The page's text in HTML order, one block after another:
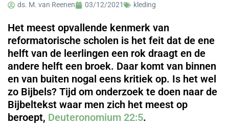
ds. M. van Reenen 03/12/2021 kleding
Het meest opvallende kenmerk van
reformatorische scholen is het feit dat de ene
helft van de leerlingen een rok draagt en de
andere helft een broek. Daar komt van binnen
en van buiten nogal eens kritiek op. Is het wel
zo Bijbels? Tijd om onderzoek te doen naar de
Bijbeltekst waar men zich het meest op
beroept, Deuteronomium 22:5.